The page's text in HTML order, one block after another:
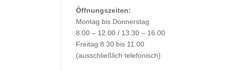
Öffnungszeiten:
Montag bis Donnerstag
8.00 – 12.00 / 13.30 – 16.00
Freitag 8.30 bis 11.00
(ausschließlich telefonisch)